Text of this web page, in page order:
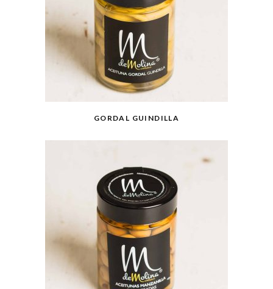
GORDAL GUINDILLA